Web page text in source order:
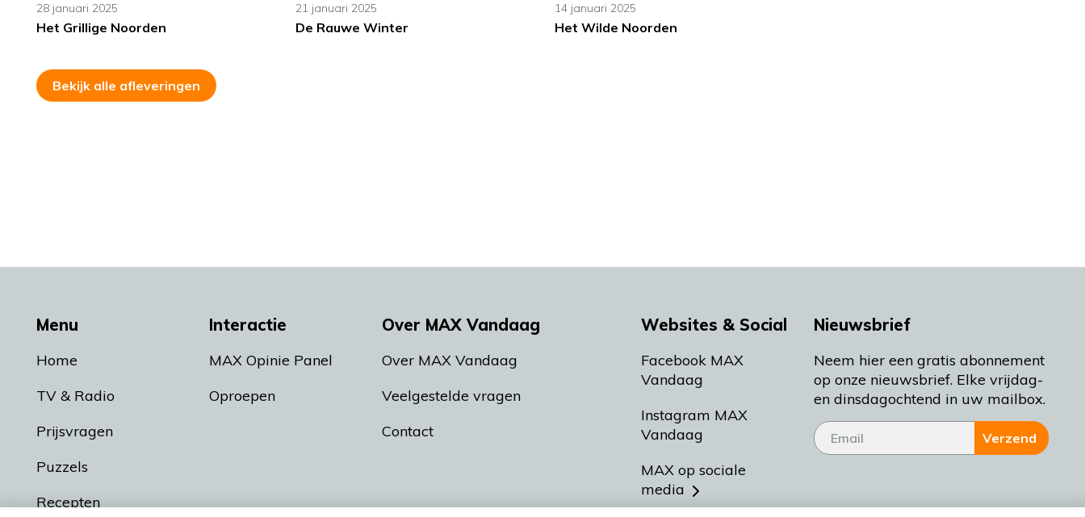
28 januari 2025
Het Grillige Noorden
21 januari 2025
De Rauwe Winter
14 januari 2025
Het Wilde Noorden
Bekijk alle afleveringen
Menu
Home
TV & Radio
Prijsvragen
Puzzels
Recepten
Interactie
MAX Opinie Panel
Oproepen
Over MAX Vandaag
Over MAX Vandaag
Veelgestelde vragen
Contact
Websites & Social
Facebook MAX
Vandaag
Instagram MAX
Vandaag
MAX op sociale
media
Nieuwsbrief
Neem hier een gratis abonnement
op onze nieuwsbrief. Elke vrijdag-
en dinsdagochtend in uw mailbox.
Verzend